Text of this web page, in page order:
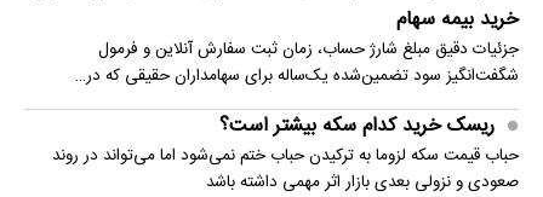
خرید بیمه سهام
جزئیات دقیق مبلغ شارژ حساب، زمان ثبت سفارش آنلاین و فرمول
شگفت‌انگیز سود تضمین‌شده یک‌ساله برای سهامداران حقیقی که در…
ریسک خرید کدام سکه بیشتر است؟
حباب قیمت سکه لزوما به ترکیدن حباب ختم نمی‌شود اما می‌تواند در روند
صعودی و نزولی بعدی بازار اثر مهمی داشته باشد